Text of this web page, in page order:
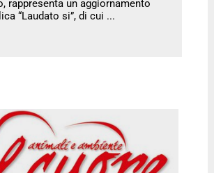
rappresenta un aggiornamento
“Laudato si”, di cui ...